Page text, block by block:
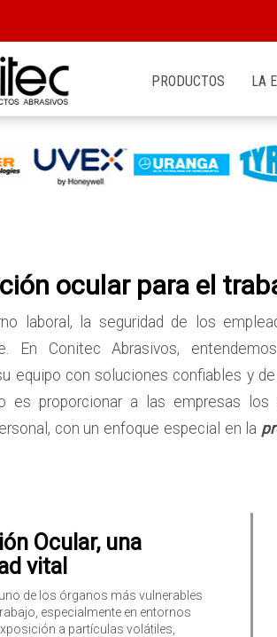
PRODUCTOS LA
ocular para el
laboral, la seguridad de los
En Conitec Abrasivos,
equipo con soluciones confiables y
es proporcionar a las empresas los
con un enfoque especial en la
Ocular, una
vital
de los órganos más vulnerables
especialmente en entornos
a partículas volátiles,